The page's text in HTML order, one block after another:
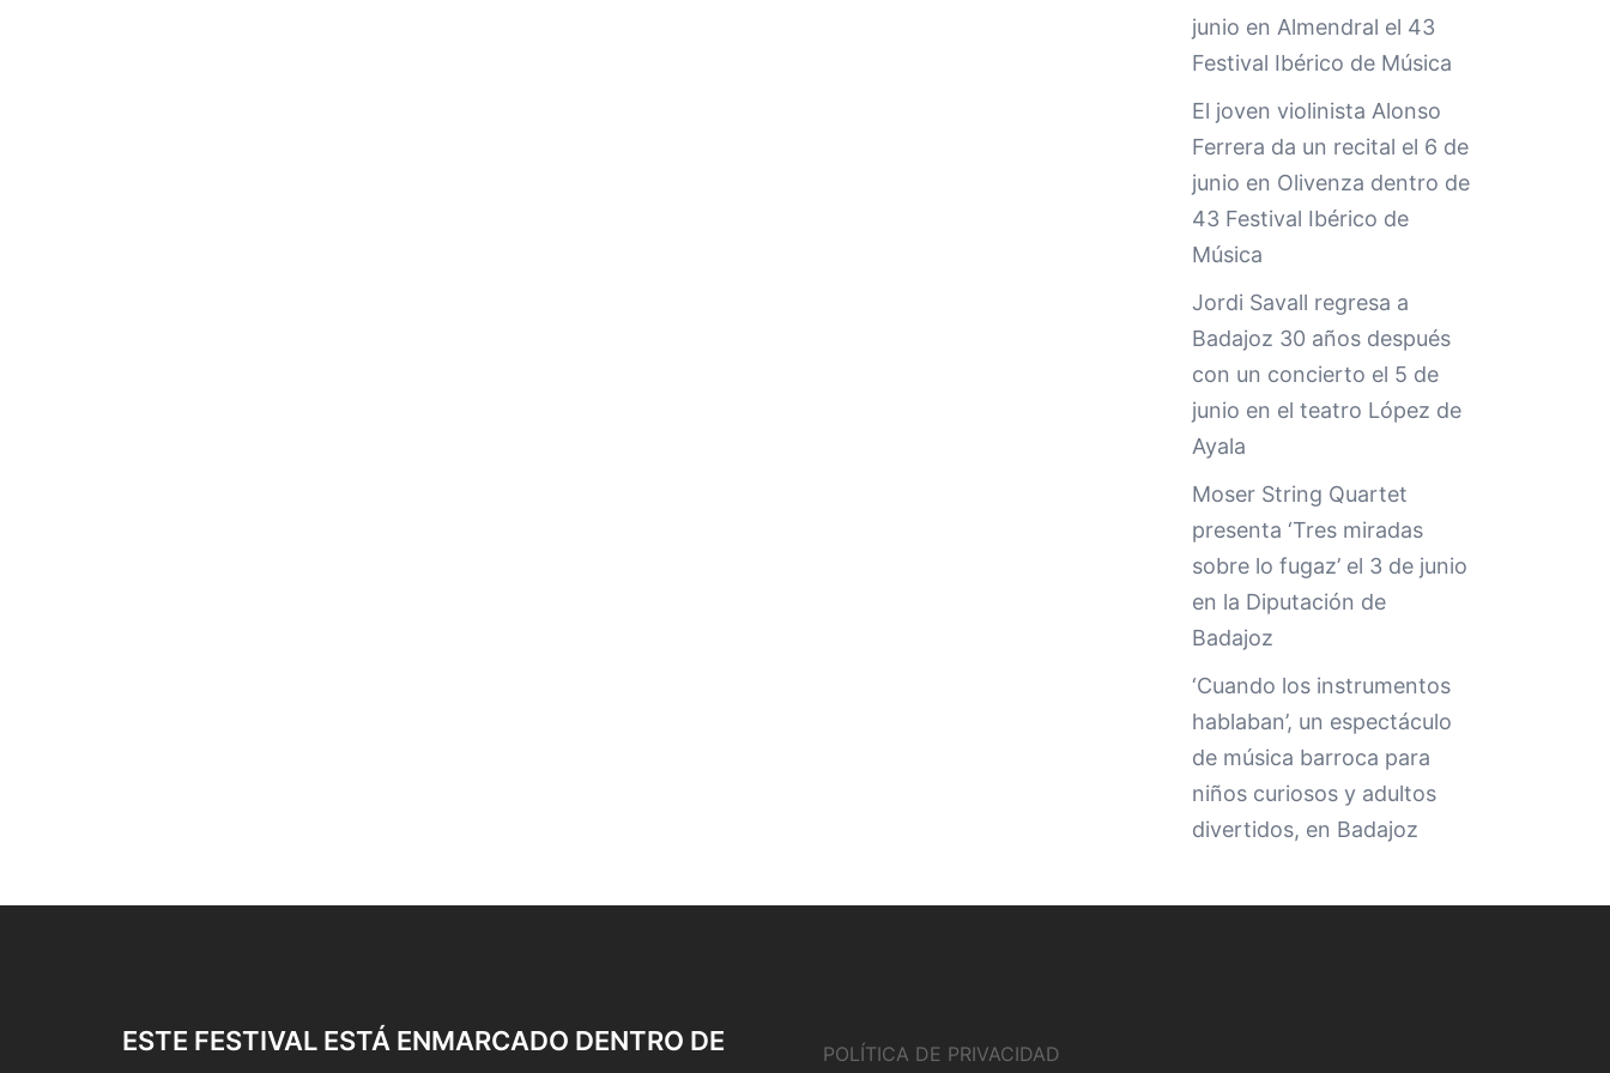
junio en Almendral el 43
Festival Ibérico de Música
El joven violinista Alonso
Ferrera da un recital el 6 de
junio en Olivenza dentro de
43 Festival Ibérico de
Música
Jordi Savall regresa a
Badajoz 30 años después
con un concierto el 5 de
junio en el teatro López de
Ayala
Moser String Quartet
presenta ‘Tres miradas
sobre lo fugaz’ el 3 de junio
en la Diputación de
Badajoz
‘Cuando los instrumentos
hablaban’, un espectáculo
de música barroca para
niños curiosos y adultos
divertidos, en Badajoz
ESTE FESTIVAL ESTÁ ENMARCADO DENTRO DE POLÍTICA DE PRIVACIDAD